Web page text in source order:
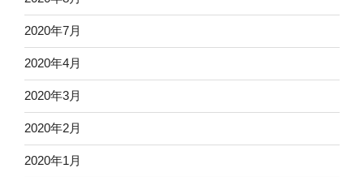
2020年7月
2020年4月
2020年3月
2020年2月
2020年1月